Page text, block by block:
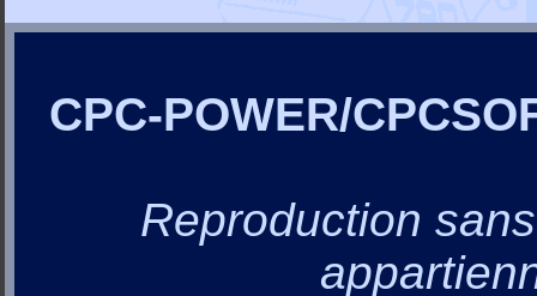
CPC-POWER/
Reproduction